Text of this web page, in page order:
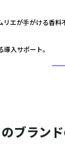
エが手がける香料
入サポート。
ブラン